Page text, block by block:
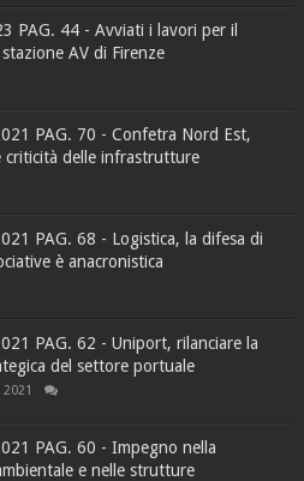
PAG. 44 - Avviati i lavori per il
AV di Firenze
PAG. 70 - Confetra Nord Est,
criticità delle infrastrutture
PAG. 68 - Logistica, la difesa di
è anacronistica
PAG. 62 - Uniport, rilanciare la
del settore portuale
PAG. 60 - Impegno nella
e nelle strutture